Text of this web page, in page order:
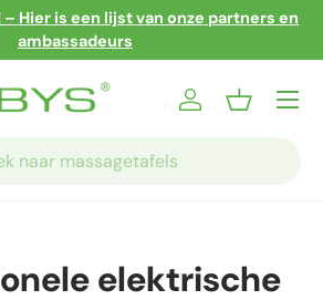
Hier is een lijst van onze partners en
ambassadeurs
InloggenMandje
Menu
elektrische